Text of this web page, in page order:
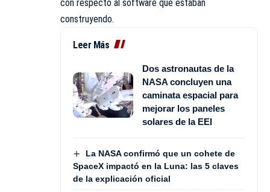
con respecto al software que estaban
construyendo.
Leer Más
Dos astronautas de la
NASA concluyen una
caminata espacial para
mejorar los paneles
solares de la EEI
La NASA confirmó que un cohete de
SpaceX impactó en la Luna: las 5 claves
de la explicación oficial